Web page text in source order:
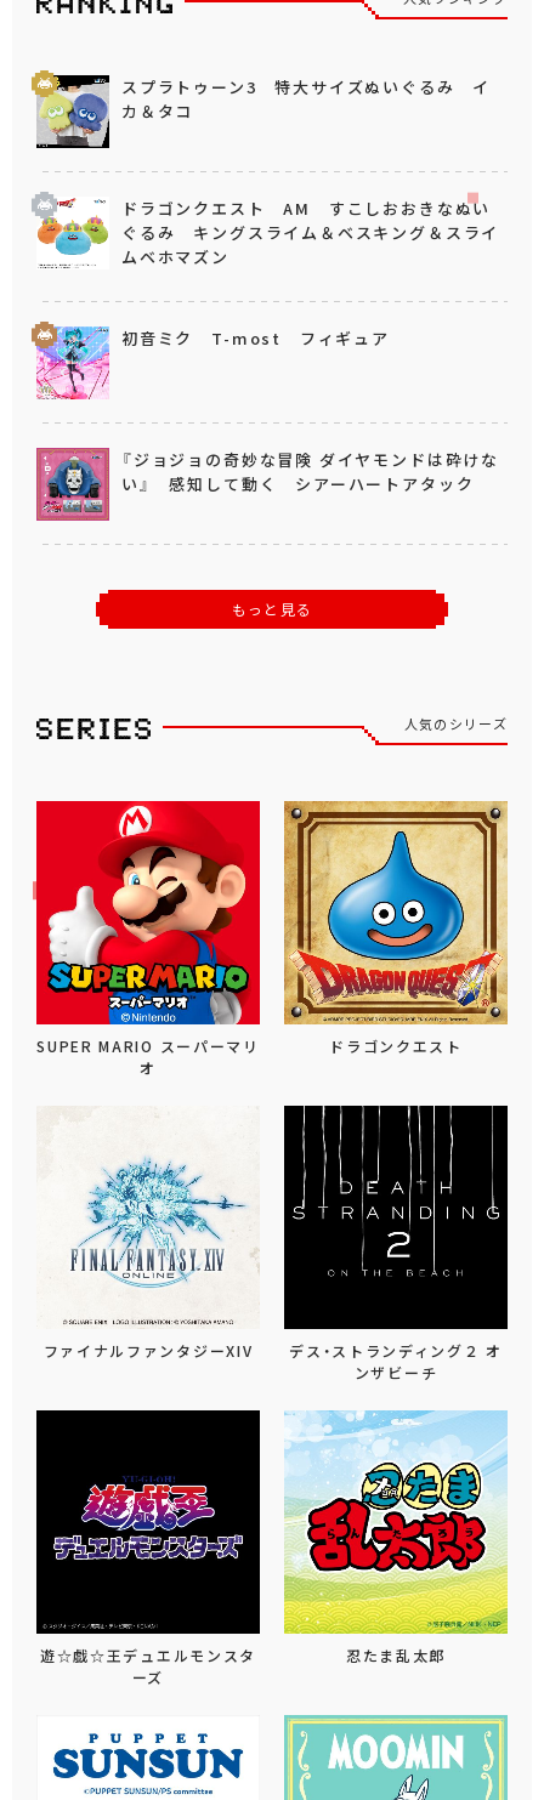
スプラトゥーン3 特大サイズぬいぐるみ イ
カ＆タコ
ドラゴンクエスト AM すこしおおきなぬい
ぐるみ キングスライム＆ベスキング＆スライ
ムベホマズン
初音ミク T-most フィギュア
『ジョジョの奇妙な冒険 ダイヤモンドは砕けな
い』 感知して動く シアーハートアタック
もっと見る
人気のシリーズ
SUPER MARIO スーパーマリ
オ
ドラゴンクエスト
ファイナルファンタジーXIV
デス・ストランディング２ オ
ンザビーチ
遊☆戯☆王デュエルモンスタ
ーズ
忍たま乱太郎